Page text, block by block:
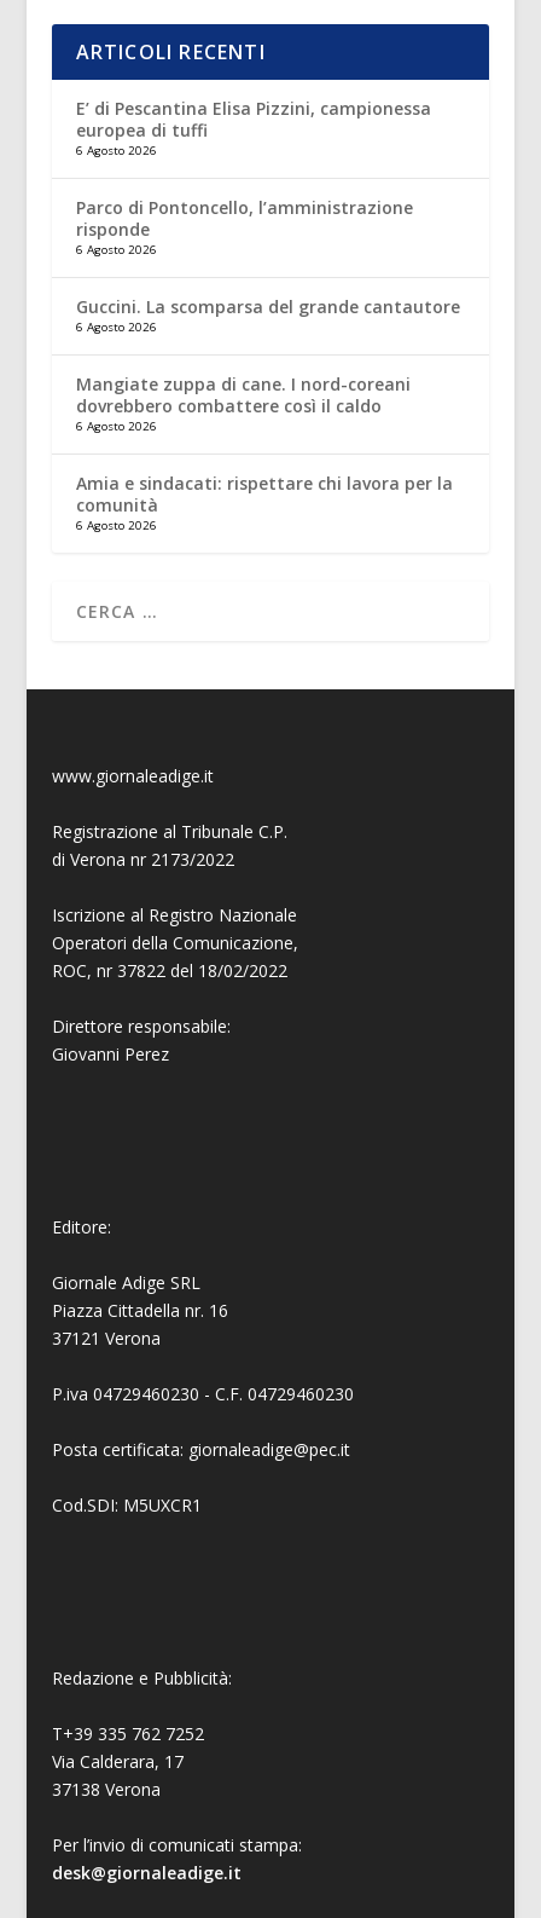
ARTICOLI RECENTI
E’ di Pescantina Elisa Pizzini, campionessa
europea di tuffi
6 Agosto 2026
Parco di Pontoncello, l’amministrazione
risponde
6 Agosto 2026
Guccini. La scomparsa del grande cantautore
6 Agosto 2026
Mangiate zuppa di cane. I nord-coreani
dovrebbero combattere così il caldo
6 Agosto 2026
Amia e sindacati: rispettare chi lavora per la
comunità
6 Agosto 2026
www.giornaleadige.it
Registrazione al Tribunale C.P.
di Verona nr 2173/2022
Iscrizione al Registro Nazionale
Operatori della Comunicazione,
ROC, nr 37822 del 18/02/2022
Direttore responsabile:
Giovanni Perez
Editore:
Giornale Adige SRL
Piazza Cittadella nr. 16
37121 Verona
P.iva 04729460230 - C.F. 04729460230
Posta certificata: giornaleadige@pec.it
Cod.SDI: M5UXCR1
Redazione e Pubblicità:
T+39 335 762 7252
Via Calderara, 17
37138 Verona
Per l’invio di comunicati stampa:
desk@giornaleadige.it